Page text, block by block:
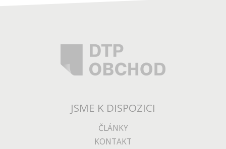
JSME K DISPOZICI
ČLÁNKY
KONTAKT